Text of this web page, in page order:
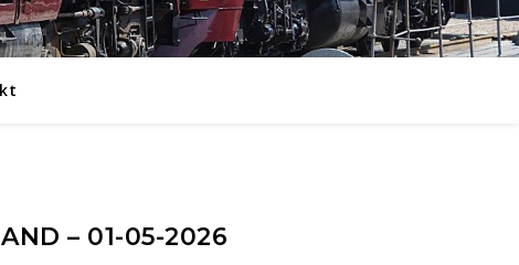
– 01-05-2026